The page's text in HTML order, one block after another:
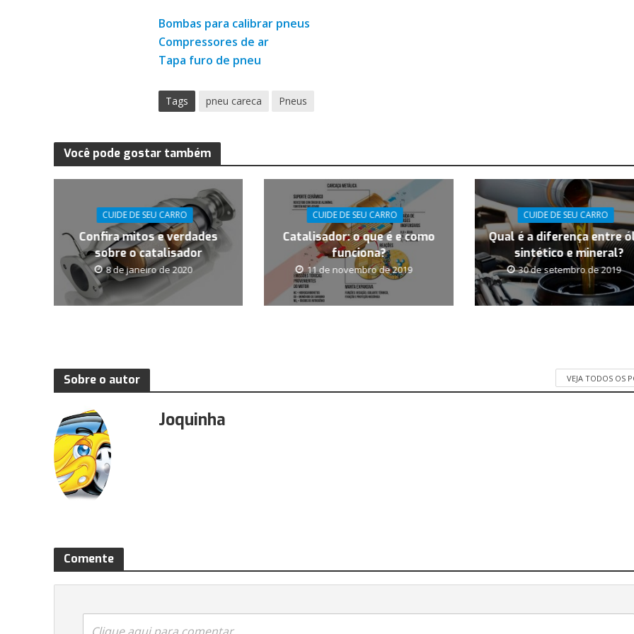
Bombas para calibrar pneus
Compressores de ar
Tapa furo de pneu
Tags pneu careca Pneus
Você pode gostar também
CUIDE DE SEU CARRO
Confira mitos e verdades
sobre o catalisador
8 de janeiro de 2020
CUIDE DE SEU CARRO
Catalisador: o que é e como
funciona?
11 de novembro de 2019
CUIDE DE SEU CARRO
Qual é a diferença entre
sintético e mineral?
30 de setembro de 2019
Sobre o autor VEJA TODOS OS
Joquinha
Comente
Clique aqui para comentar